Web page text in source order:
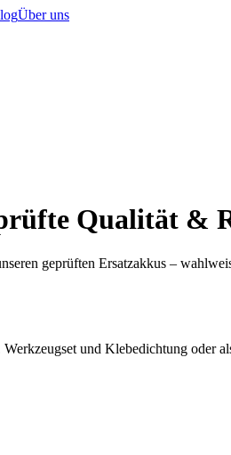
Über uns
Qualität &
geprüften Ersatzakkus –
und Klebedichtung oder